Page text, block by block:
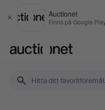
Stäng
Auctionet
Finns på Google